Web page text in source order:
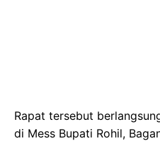
Rapat tersebut
di Mess Bupati Rohil,